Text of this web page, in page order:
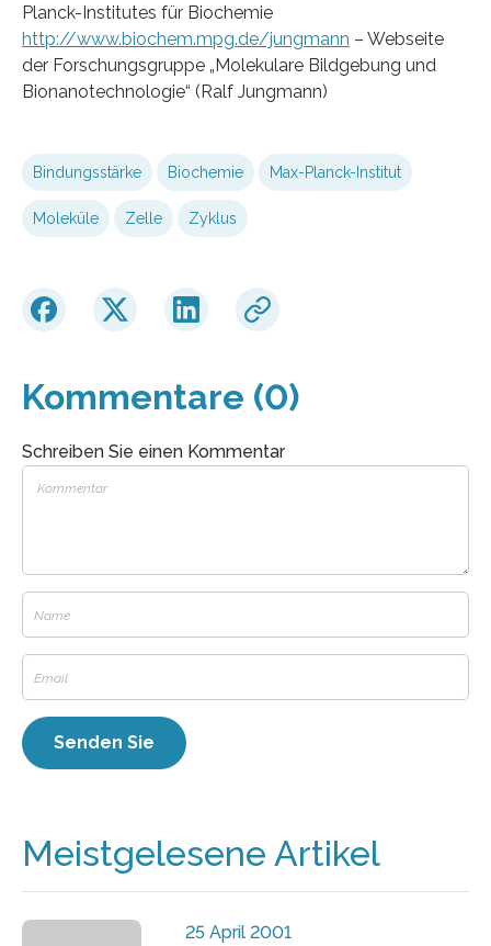
Planck-Institutes für Biochemie
http://www.biochem.mpg.de/jungmann – Webseite
der Forschungsgruppe „Molekulare Bildgebung und
Bionanotechnologie“ (Ralf Jungmann)
Bindungsstärke Biochemie Max-Planck-Institut
Moleküle Zelle Zyklus
Kommentare (0)
Schreiben Sie einen Kommentar
Meistgelesene Artikel
25 April 2001